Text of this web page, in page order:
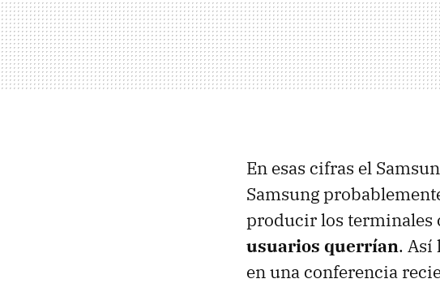
En esas cifras el
Samsung
producir los terminales
usuarios querrían. Así
en una conferencia